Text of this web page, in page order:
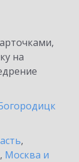
на
,
, Москва и